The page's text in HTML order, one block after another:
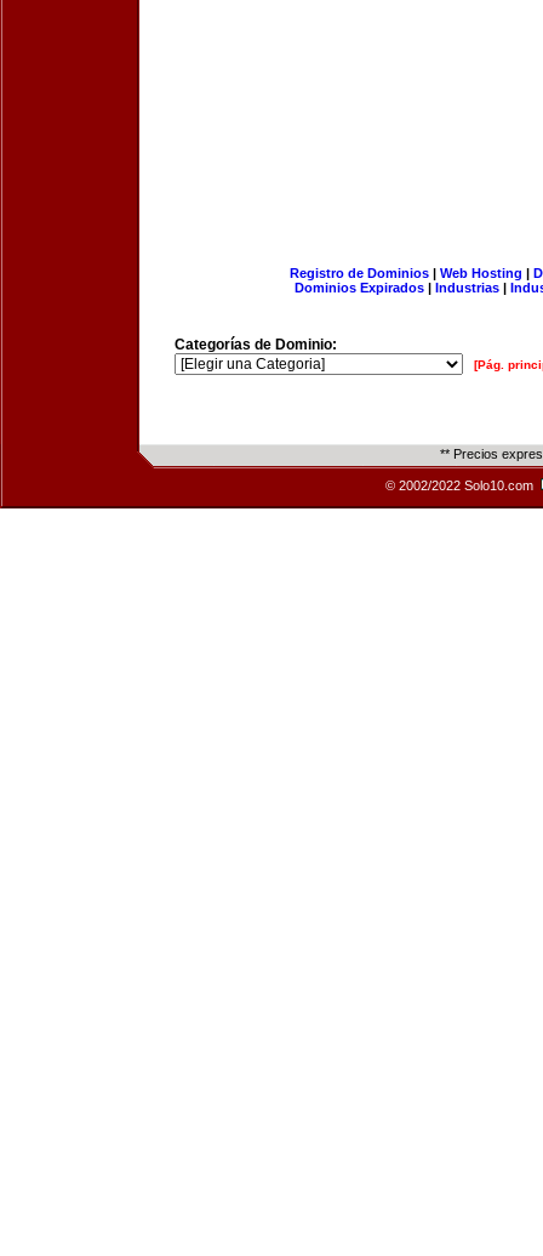
Registro de Dominios| Web Hosting |
Dominios Expirados | Industrias |
Categorías de Dominio:
[Pág.
** Precios
© 2002/2022 Solo10.com